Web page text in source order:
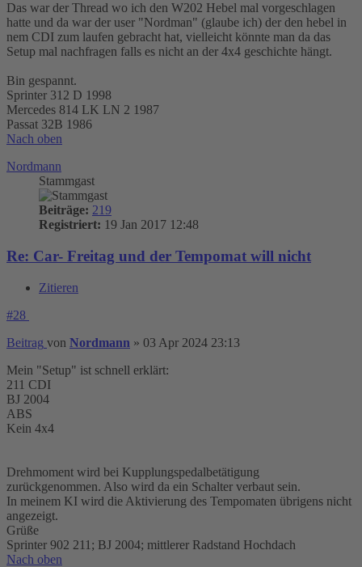
Das war der Thread wo ich den W202 Hebel mal vorgeschlagen
hatte und da war der user "Nordman" (glaube ich) der den hebel in
nem CDI zum laufen gebracht hat, vielleicht könnte man da das
Setup mal nachfragen falls es nicht an der 4x4 geschichte hängt.
Bin gespannt.
Sprinter 312 D 1998
Mercedes 814 LK LN 2 1987
Passat 32B 1986
Nach oben
Nordmann
Stammgast
Beiträge: 219
Registriert: 19 Jan 2017 12:48
Re: Car- Freitag und der Tempomat will nicht
Zitieren
#28
Beitrag von Nordmann » 03 Apr 2024 23:13
Mein "Setup" ist schnell erklärt:
211 CDI
BJ 2004
ABS
Kein 4x4
Drehmoment wird bei Kupplungspedalbetätigung
zurückgenommen. Also wird da ein Schalter verbaut sein.
In meinem KI wird die Aktivierung des Tempomaten übrigens nicht
angezeigt.
Grüße
Sprinter 902 211; BJ 2004; mittlerer Radstand Hochdach
Nach oben